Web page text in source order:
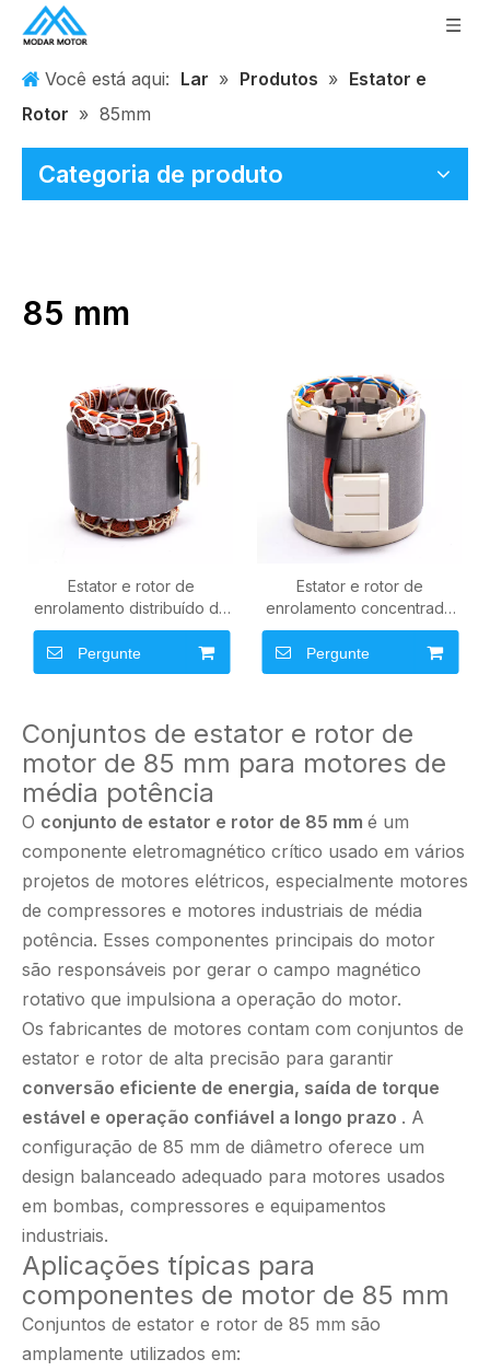
Você está aqui: Lar » Produtos » Estator e
Rotor » 85mm
Categoria de produto
85 mm
Estator e rotor de
enrolamento distribuído de
85 mm para motores de
compressores elétricos
(plataforma 320V / 400V)
Pergunte
Estator e rotor de
enrolamento concentrado
de 85 mm para bomba
automotiva, óleo e água
(plataforma 0-800 V)
Pergunte
Conjuntos de estator e rotor de
motor de 85 mm para motores de
média potência
O conjunto de estator e rotor de 85 mm é um
componente eletromagnético crítico usado em vários
projetos de motores elétricos, especialmente motores
de compressores e motores industriais de média
potência. Esses componentes principais do motor
são responsáveis ​​por gerar o campo magnético
rotativo que impulsiona a operação do motor.
Os fabricantes de motores contam com conjuntos de
estator e rotor de alta precisão para garantir
conversão eficiente de energia, saída de torque
estável e operação confiável a longo prazo . A
configuração de 85 mm de diâmetro oferece um
design balanceado adequado para motores usados ​​
em bombas, compressores e equipamentos
industriais.
Aplicações típicas para
componentes de motor de 85 mm
Conjuntos de estator e rotor de 85 mm são
amplamente utilizados em: